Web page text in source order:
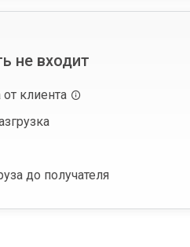
не входит
от клиента
до получателя